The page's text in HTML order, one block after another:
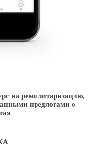
на ремилитаризацию,
предлогами о